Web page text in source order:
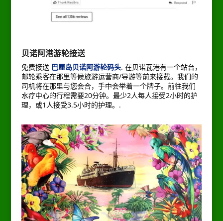
贝诺阿港游轮接送
免费接送 巴厘岛贝诺阿游轮码头. 在贝诺瓦港有一个站台，
邮轮乘客在那里等候旅游运营商/导游等前来接载。我们的
司机将在那里与您会合，手中会举着一个牌子。前往我们
水疗中心的行程需要20分钟。最少2人每人接受2小时的护
理，或1人接受3.5小时的护理。.